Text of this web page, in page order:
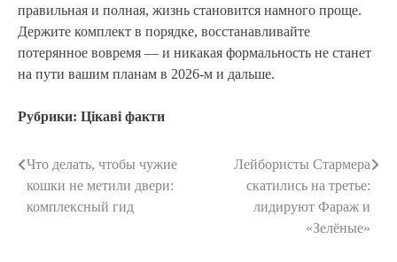
правильная и полная, жизнь становится намного проще.
Держите комплект в порядке, восстанавливайте
потерянное вовремя — и никакая формальность не станет
на пути вашим планам в 2026-м и дальше.
Рубрики: Цікаві факти
Навигация
по
Что делать, чтобы чужие
кошки не метили двери:
комплексный гид
Лейбористы Стармера
скатились на третье:
лидируют Фараж и
«Зелёные»